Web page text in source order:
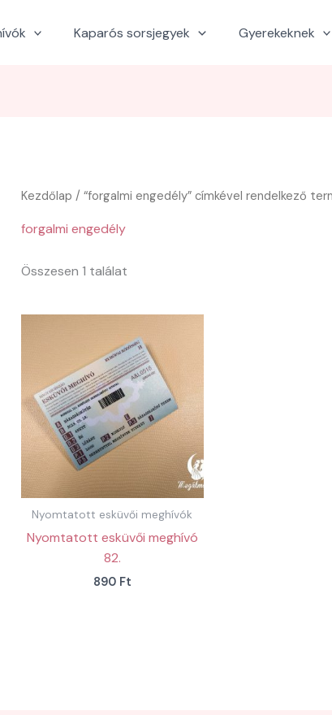
Kaparós sorsjegyek Gyerekeknek
Kezdőlap / “forgalmi engedély” címkével rendelkező
forgalmi engedély
Összesen 1 találat
Nyomtatott esküvői meghívók
Nyomtatott esküvői meghívó
82.
890 Ft